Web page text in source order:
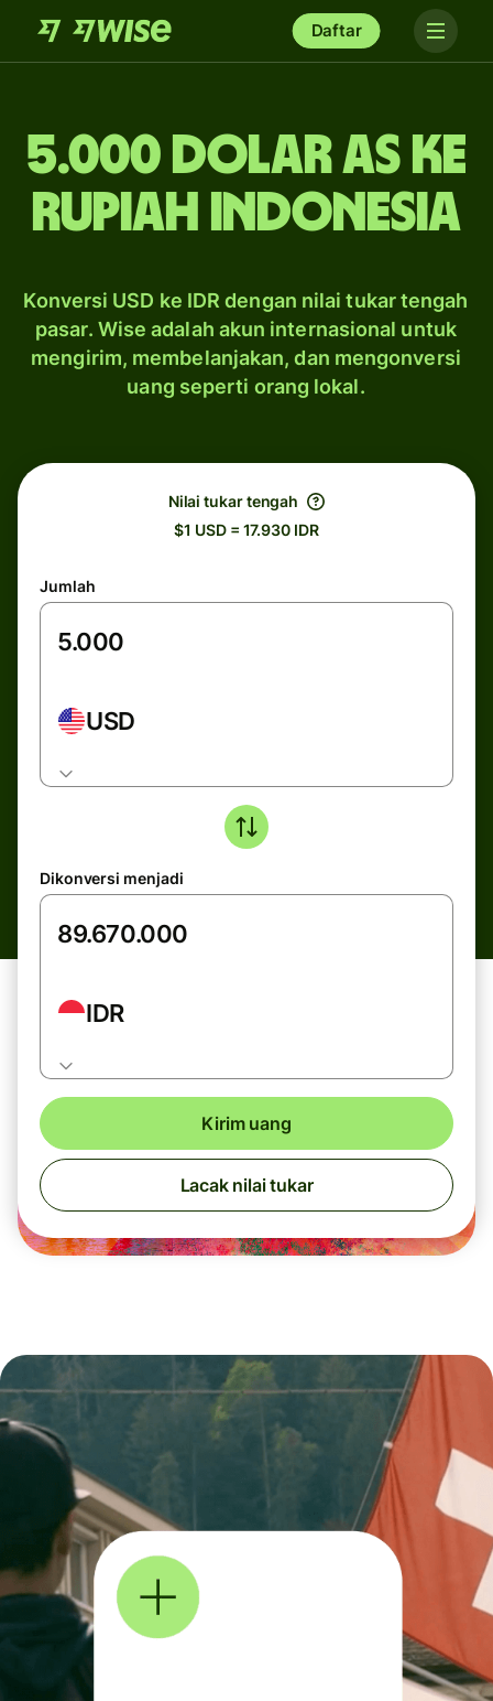
Daftar
5.000 dolar AS ke
rupiah Indonesia
Konversi USD ke IDR dengan nilai tukar tengah
pasar. Wise adalah akun internasional untuk
mengirim, membelanjakan, dan mengonversi
uang seperti orang lokal.
Nilai tukar tengah
$1 USD = 17.930 IDR
Jumlah
USD
Dikonversi menjadi
IDR
Kirim uang
Lacak nilai tukar